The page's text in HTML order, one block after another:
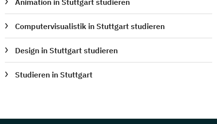
Animation in Stuttgart studieren
Computervisualistik in Stuttgart studieren
Design in Stuttgart studieren
Studieren in Stuttgart